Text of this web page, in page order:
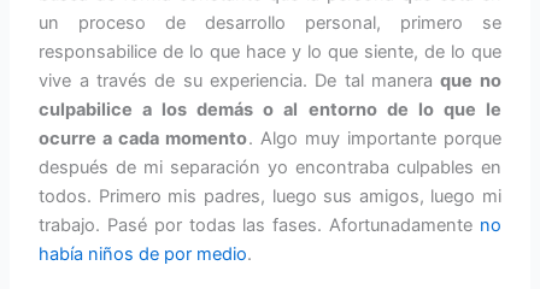
un proceso de desarrollo personal, primero se
responsabilice de lo que hace y lo que siente, de lo que
vive a través de su experiencia. De tal maneraque no
culpabilice a los demás o al entorno de lo que le
ocurre a cada momento. Algo muy importante porque
después de mi separación yo encontraba culpables en
todos. Primero mis padres, luego sus amigos, luego mi
trabajo. Pasé por todas las fases. Afortunadamenteno
había niños de por medio.